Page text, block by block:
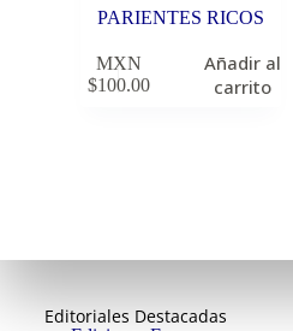
PARIENTES RICOS
MXN
$100.00
Añadir al
carrito
Editoriales Destacadas